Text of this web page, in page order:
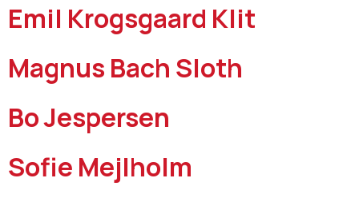
Emil Krogsgaard Klit
Magnus Bach Sloth
Bo Jespersen
Sofie Mejlholm